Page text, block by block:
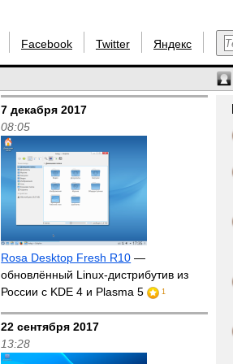
Facebook Twitter Яндекс
7 декабря 2017
08:05
Rosa Desktop Fresh R10 —
обновлённый Linux-дистрибутив из
России с KDE 4 и Plasma 5
1
22 сентября 2017
13:28